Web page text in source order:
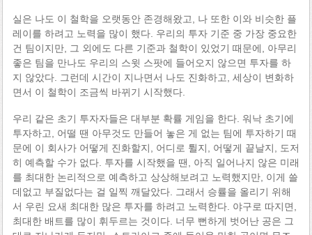
실은 나도 이 철학을 오랫동안 존경해왔고, 나 또한 이와 비슷한 플
레이를 하려고 노력을 많이 했다. 우리의 투자 기준 중 가장 중요한
건 팀이지만, 그 외에도 다른 기준과 철학이 있었기 때문에, 아무리
좋은 팀을 만나도 우리의 스윗 스팟에 들어오지 않으면 투자를 하
지 않았다. 그런데 시간이 지나면서 나도 진화하고, 세상이 변화하
면서 이 철학이 조금씩 바뀌기 시작했다.
우리 같은 초기 투자자들은 대부분 확률 게임을 한다. 워낙 초기에
투자하고, 어떨 땐 아무것도 만들어 놓은 게 없는 팀에 투자하기 때
문에 이 회사가 어떻게 진화할지, 어디로 튈지, 어떻게 끝날지, 도저
히 예측할 수가 없다. 투자를 시작했을 땐, 아직 일어나지 않은 미래
를 최대한 논리적으로 예측하고 상상해보려고 노력했지만, 이게 쓸
데없고 부질없다는 걸 일찍 깨달았다. 그래서 승률을 올리기 위해
서 우린 요새 최대한 많은 투자를 하려고 노력한다. 야구로 따지면,
최대한 배트를 많이 휘두르는 것이다. 너무 뻔하게 벗어난 공은 그